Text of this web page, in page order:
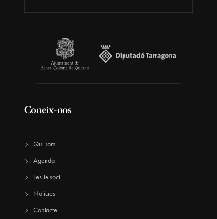
Coneix-nos
Qui som
Agenda
Fes-te soci
Notícies
Contacte